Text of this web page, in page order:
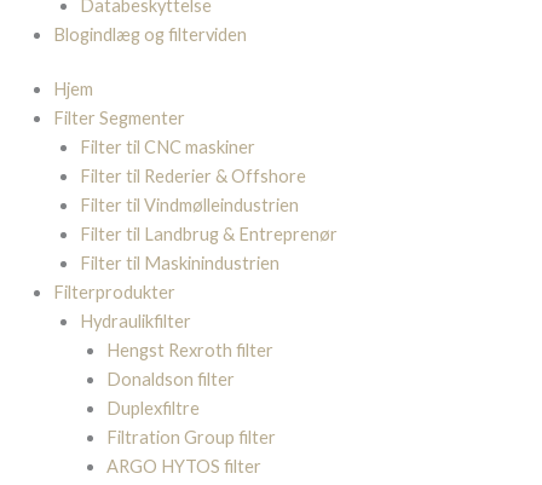
Databeskyttelse
Blogindlæg og filterviden
Hjem
Filter Segmenter
Filter til CNC maskiner
Filter til Rederier & Offshore
Filter til Vindmølleindustrien
Filter til Landbrug & Entreprenør
Filter til Maskinindustrien
Filterprodukter
Hydraulikfilter
Hengst Rexroth filter
Donaldson filter
Duplexfiltre
Filtration Group filter
ARGO HYTOS filter